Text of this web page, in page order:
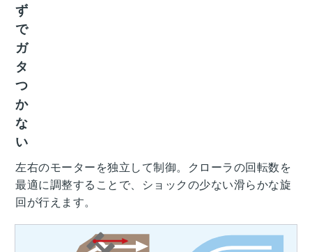
ず
で
ガ
タ
つ
か
な
い
左右のモーターを独立して制御。クローラの回転数を
最適に調整することで、ショックの少ない滑らかな旋
回が行えます。